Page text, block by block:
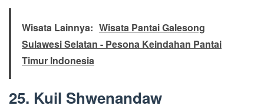
Wisata Lainnya: Wisata Pantai Galesong
Sulawesi Selatan - Pesona Keindahan Pantai
Timur Indonesia
25. Kuil Shwenandaw